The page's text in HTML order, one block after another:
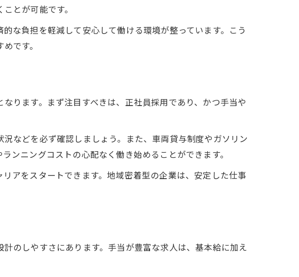
ント
由
特集
で探す
の共通点
件
ント
募集
特徴
び方
トについて
とが可能です。
な負担を軽減して安心して働ける環境が整っています。こう
です。
ります。まず注目すべきは、正社員採用であり、かつ手当や
などを必ず確認しましょう。また、車両貸与制度やガソリン
ンニングコストの心配なく働き始めることができます。
アをスタートできます。地域密着型の企業は、安定した仕事
のしやすさにあります。手当が豊富な求人は、基本給に加え